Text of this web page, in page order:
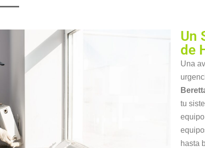
Un
de
Una
tu
hasta